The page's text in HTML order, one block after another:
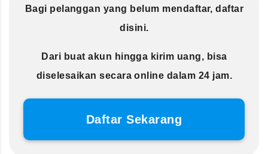
Bagi pelanggan yang belum mendaftar, daftar
disini.
Dari buat akun hingga kirim uang, bisa
diselesaikan secara online dalam 24 jam.
Daftar Sekarang